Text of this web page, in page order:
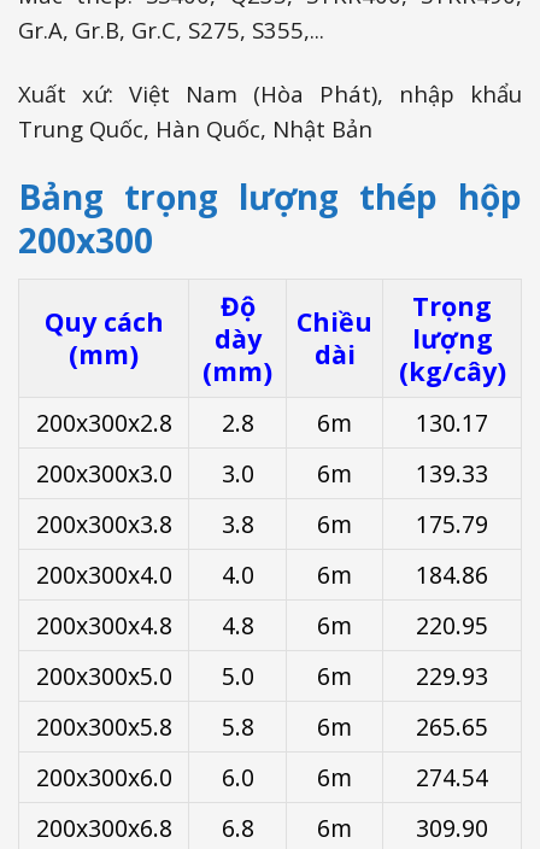
Gr.A, Gr.B, Gr.C, S275, S355,...
Xuất xứ: Việt Nam (Hòa Phát), nhập khẩu
Trung Quốc, Hàn Quốc, Nhật Bản
Bảng trọng lượng thép hộp
200x300
Quy cách
(mm)
Độ
dày
(mm)
Chiều
dài
Trọng
lượng
(kg/cây)
200x300x2.8 2.8 6m
130.17
200x300x3.0
3.0 6m
139.33
200x300x3.8
3.8 6m
175.79
200x300x4.0
4.0 6m
184.86
200x300x4.8
4.8 6m
220.95
200x300x5.0
5.0 6m
229.93
200x300x5.8
5.8 6m
265.65
200x300x6.0
6.0 6m
274.54
200x300x6.8
6.8 6m
309.90